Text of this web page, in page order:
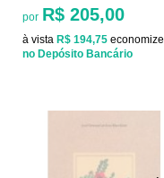
por R$ 205,00
à vista R$ 194,75 economize
no Depósito Bancário